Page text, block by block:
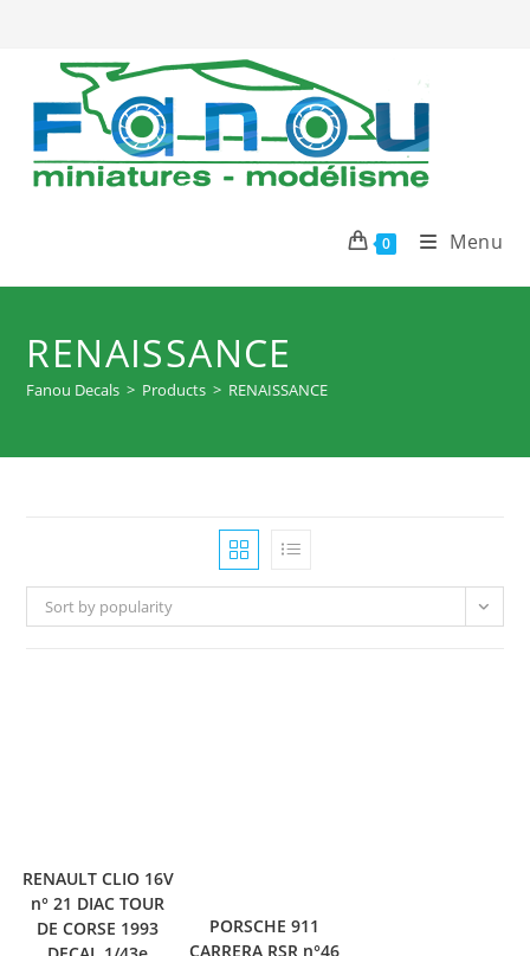
0 Menu
RENAISSANCE
Fanou Decals > Products > RENAISSANCE
Sort by popularity
RENAULT CLIO 16V
n° 21 DIAC TOUR
DE CORSE 1993
PORSCHE 911
CARRERA RSR n°46